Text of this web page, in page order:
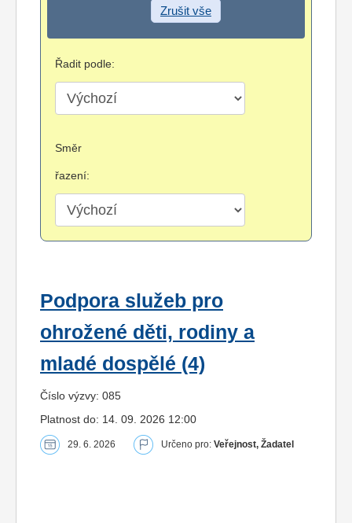
Zrušit vše
Řadit podle:
Směr
řazení:
Podpora služeb pro
ohrožené děti, rodiny a
mladé dospělé (4)
Číslo výzvy: 085
Platnost do: 14. 09. 2026 12:00
29. 6. 2026 Určeno pro: Veřejnost, Žadatel